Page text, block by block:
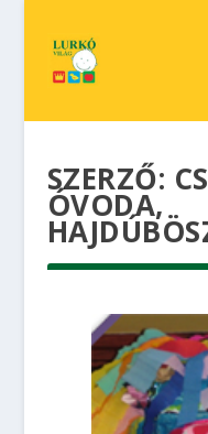
SZERZŐ:
ÓVODA,